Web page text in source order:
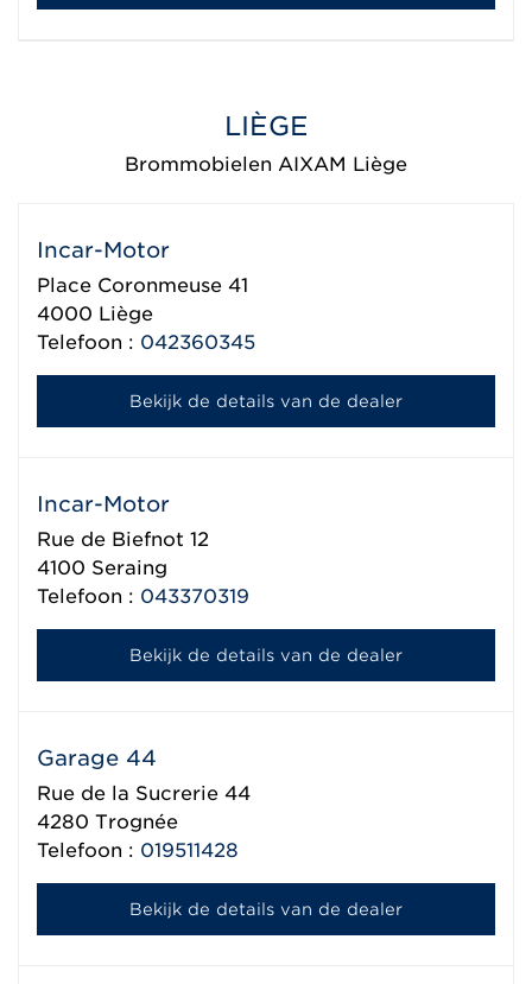
LIÈGE
Brommobielen AIXAM Liège
Incar-Motor
Place Coronmeuse 41
4000 Liège
Telefoon : 042360345
Bekijk de details van de dealer
Incar-Motor
Rue de Biefnot 12
4100 Seraing
Telefoon : 043370319
Bekijk de details van de dealer
Garage 44
Rue de la Sucrerie 44
4280 Trognée
Telefoon : 019511428
Bekijk de details van de dealer